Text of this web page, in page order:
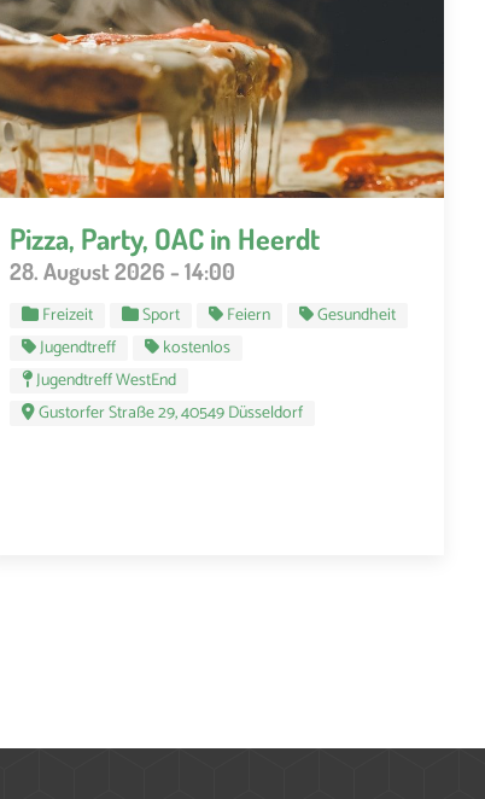
Pizza, Party, OAC in Heerdt
28. August 2026 - 14:00
Freizeit Sport Feiern
Gesundheit
Jugendtreff
kostenlos
Jugendtreff WestEnd
Gustorfer Straße 29, 40549 Düsseldorf